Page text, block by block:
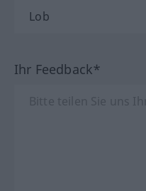
Ihr Feedback*